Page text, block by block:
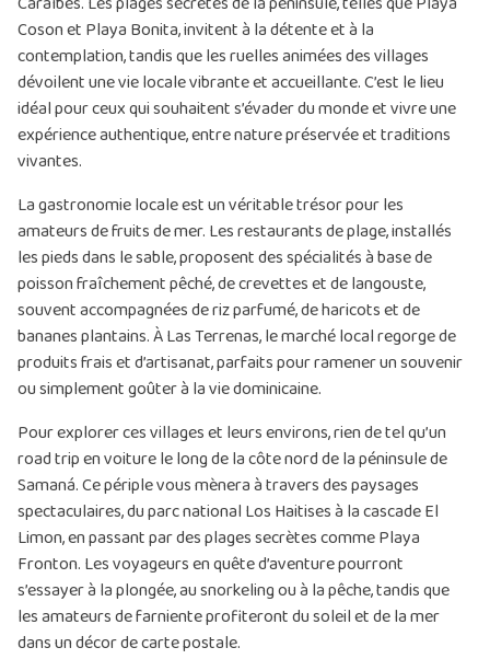
Coson et Playa Bonita, invitent à la détente et à la
contemplation, tandis que les ruelles animées des villages
dévoilent une vie locale vibrante et accueillante. C’est le lieu
idéal pour ceux qui souhaitent s’évader du monde et vivre une
expérience authentique, entre nature préservée et traditions
vivantes.
La gastronomie locale est un véritable trésor pour les
amateurs de fruits de mer. Les restaurants de plage, installés
les pieds dans le sable, proposent des spécialités à base de
poisson fraîchement pêché, de crevettes et de langouste,
souvent accompagnées de riz parfumé, de haricots et de
bananes plantains. À Las Terrenas, le marché local regorge de
produits frais et d’artisanat, parfaits pour ramener un souvenir
ou simplement goûter à la vie dominicaine.
Pour explorer ces villages et leurs environs, rien de tel qu’un
road trip en voiture le long de la côte nord de la péninsule de
Samaná. Ce périple vous mènera à travers des paysages
spectaculaires, du parc national Los Haitises à la cascade El
Limon, en passant par des plages secrètes comme Playa
Fronton. Les voyageurs en quête d’aventure pourront
s’essayer à la plongée, au snorkeling ou à la pêche, tandis que
les amateurs de farniente profiteront du soleil et de la mer
dans un décor de carte postale.